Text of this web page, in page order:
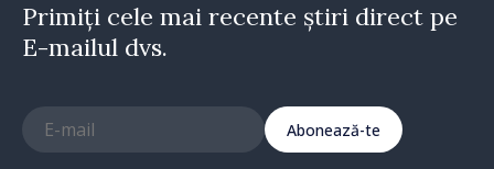
Primiți cele mai recente știri direct pe
E-mailul dvs.
Abonează-te